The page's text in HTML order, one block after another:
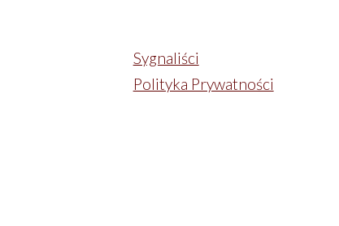
Sygnaliści
Polityka Prywatności